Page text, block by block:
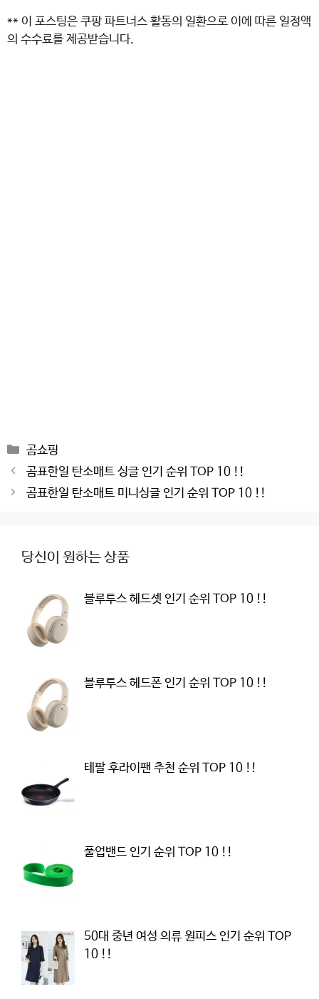
** 이 포스팅은 쿠팡 파트너스 활동의 일환으로 이에 따른 일정액
의 수수료를 제공받습니다.
Categories
곰쇼핑
Post
navigation
곰표한일 탄소매트 싱글 인기 순위 TOP 10 !!
곰표한일 탄소매트 미니싱글 인기 순위 TOP 10 !!
당신이 원하는 상품
블루투스 헤드셋 인기 순위 TOP 10 !!
블루투스 헤드폰 인기 순위 TOP 10 !!
테팔 후라이팬 추천 순위 TOP 10 !!
풀업밴드 인기 순위 TOP 10 !!
50대 중년 여성 의류 원피스 인기 순위 TOP
10 !!